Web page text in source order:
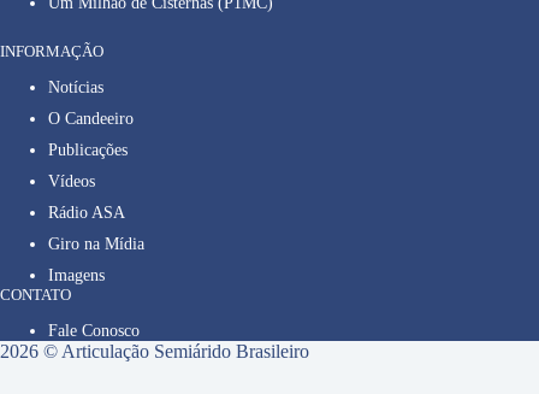
INFORMAÇÃO
Notícias
O Candeeiro
Publicações
Vídeos
Rádio ASA
Giro na Mídia
Imagens
CONTATO
Fale Conosco
2026 © Articulação Semiárido Brasileiro